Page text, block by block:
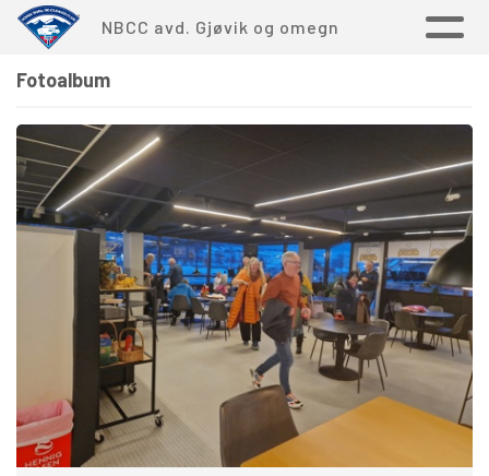
NBCC avd. Gjøvik og omegn
Fotoalbum